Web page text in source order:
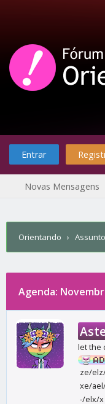
Entrar
Novas Mensagens
Orientando ›
Agenda:
let the
ze/
xe/
-/elx/x